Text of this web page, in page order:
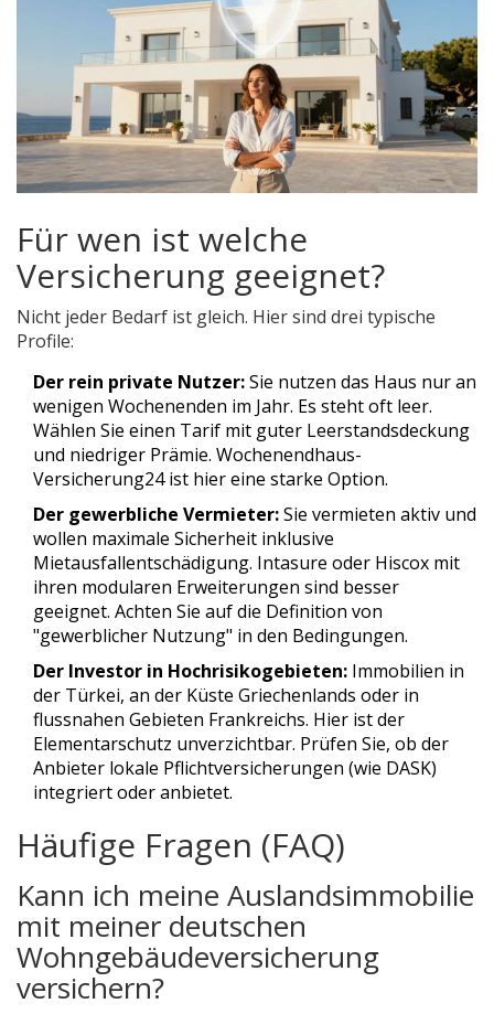
Für wen ist welche
Versicherung geeignet?
Nicht jeder Bedarf ist gleich. Hier sind drei typische
Profile:
Der rein private Nutzer:Sie nutzen das Haus nur an
wenigen Wochenenden im Jahr. Es steht oft leer.
Wählen Sie einen Tarif mit guter Leerstandsdeckung
und niedriger Prämie. Wochenendhaus-
Versicherung24 ist hier eine starke Option.
Der gewerbliche Vermieter:Sie vermieten aktiv und
wollen maximale Sicherheit inklusive
Mietausfallentschädigung. Intasure oder Hiscox mit
ihren modularen Erweiterungen sind besser
geeignet. Achten Sie auf die Definition von
"gewerblicher Nutzung" in den Bedingungen.
Der Investor in Hochrisikogebieten: Immobilien in
der Türkei, an der Küste Griechenlands oder in
flussnahen Gebieten Frankreichs. Hier ist der
Elementarschutz unverzichtbar. Prüfen Sie, ob der
Anbieter lokale Pflichtversicherungen (wie DASK)
integriert oder anbietet.
Häufige Fragen (FAQ)
Kann ich meine Auslandsimmobilie
mit meiner deutschen
Wohngebäudeversicherung
versichern?